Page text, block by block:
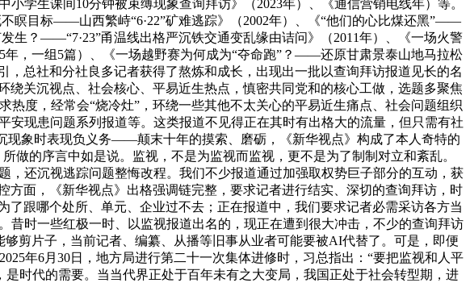
学生课间10分钟被束缚现象查询拜访》（2023年）、《通信营销电线年）等。
目标——山西繁峙“6·22”矿难逃踪》（2002年）、《“他们的心比煤还黑”——
生？——“7·23”甬温线出格严沉铁交通变乱缘由诘问》（2011年）、《一场火警
，一组5篇）、《一场越野赛为何成为“夺命跑”？——还原甘肃景泰山地马拉松
，总社和分社良多记者获得了熬炼和成长，出现出一批以查询拜访报道见长的名
关沉视点、社会核心、平易近生热点，慎密共同党和的核心工做，选题多聚焦
度，经常会“烧冷灶”，环绕一些其他不太关心的平易近生痛点、社会问题组织
现患问题系列报道等。这类报道不见得正在其时有出格大的流量，但只需有社
现象时表现负义务——颠末十年的摸索、磨砺，《新华视点》构成了本人奇特的
的序言中如是说。监视，不是为监视而监视，更不是为了制制对立和紊乱。
，还沉视逃踪问题整悔改程。我们不少报道通过加强取权势巨子部分的互动，获
面，《新华视点》出格强调链完整，要求记者进行结实、深切的查询拜访，时
跟哪个处所、单元、企业过不去；正在报道中，我们要求记者必需采访各方当
时一些红极一时、以监视报道出名的，现正在遭到很大冲击，不少的查询拜访
剪片子，当前记者、编纂、从播等旧事从业者可能要被AI代替了。可是，即便
年6月30日，地方局进行第二十一次集体进修时，习总指出：“要把监视和人平
时代的需要。当当代界正处于百年未有之大变局，我国正处于社会转型期，进